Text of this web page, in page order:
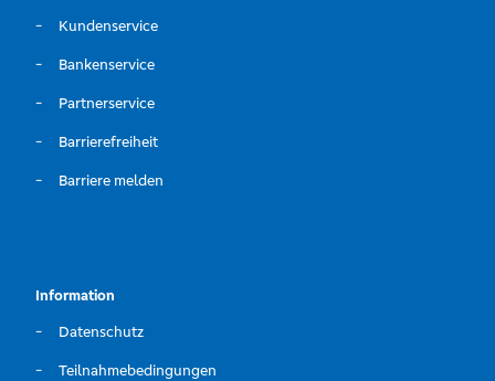
Kundenservice
Bankenservice
Partnerservice
Barrierefreiheit
Barriere melden
Information
Datenschutz
Teilnahmebedingungen